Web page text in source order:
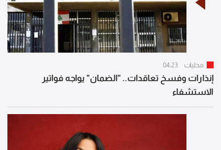
محليات 04:23
إنذارات وفسخ تعاقدات.. "الضمان" يواجه فواتير
الاستشفاء